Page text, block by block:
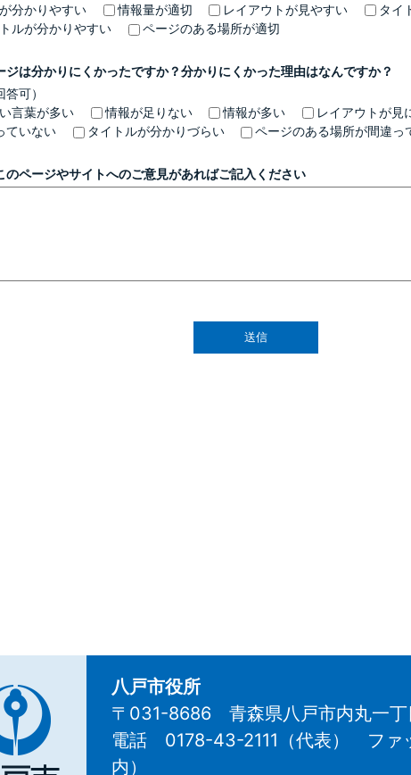
分かりやすい
情報量が適切 レイアウトが見やすい
タイ
ルが分かりやすい
ページのある場所が適切
ジは分かりにくかったですか？分かりにくかった理由はなんですか？
答可）
言葉が多い
情報が足りない 情報が多い レイアウトが見
ていない
タイトルが分かりづらい ページのある場所が間違っ
のページやサイトへのご意見があればご記入ください
八
八戸市役所
〒031-8686 青森県八戸市内丸一丁
電話 0178-43-2111（代表） フ
内 ）